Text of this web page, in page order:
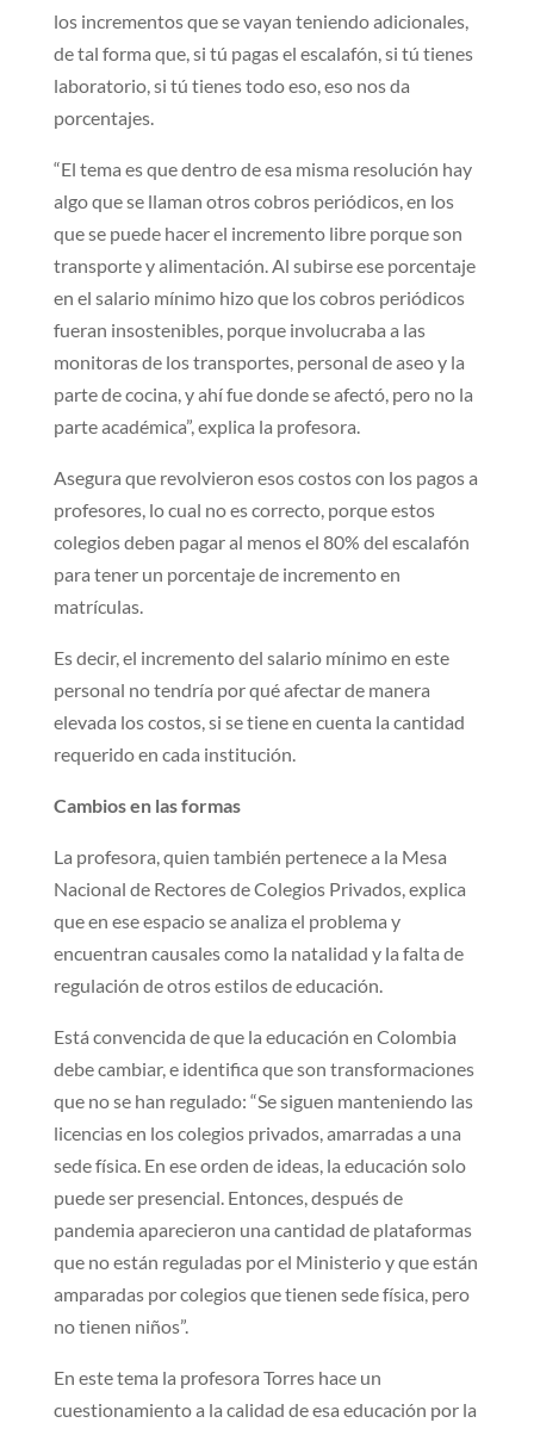
los incrementos que se vayan teniendo adicionales,
de tal forma que, si tú pagas el escalafón, si tú tienes
laboratorio, si tú tienes todo eso, eso nos da
porcentajes.
“El tema es que dentro de esa misma resolución hay
algo que se llaman otros cobros periódicos, en los
que se puede hacer el incremento libre porque son
transporte y alimentación. Al subirse ese porcentaje
en el salario mínimo hizo que los cobros periódicos
fueran insostenibles, porque involucraba a las
monitoras de los transportes, personal de aseo y la
parte de cocina, y ahí fue donde se afectó, pero no la
parte académica”, explica la profesora.
Asegura que revolvieron esos costos con los pagos a
profesores, lo cual no es correcto, porque estos
colegios deben pagar al menos el 80% del escalafón
para tener un porcentaje de incremento en
matrículas.
Es decir, el incremento del salario mínimo en este
personal no tendría por qué afectar de manera
elevada los costos, si se tiene en cuenta la cantidad
requerido en cada institución.
Cambios en las formas
La profesora, quien también pertenece a la Mesa
Nacional de Rectores de Colegios Privados, explica
que en ese espacio se analiza el problema y
encuentran causales como la natalidad y la falta de
regulación de otros estilos de educación.
Está convencida de que la educación en Colombia
debe cambiar, e identifica que son transformaciones
que no se han regulado: “Se siguen manteniendo las
licencias en los colegios privados, amarradas a una
sede física. En ese orden de ideas, la educación solo
puede ser presencial. Entonces, después de
pandemia aparecieron una cantidad de plataformas
que no están reguladas por el Ministerio y que están
amparadas por colegios que tienen sede física, pero
no tienen niños”.
En este tema la profesora Torres hace un
cuestionamiento a la calidad de esa educación por la